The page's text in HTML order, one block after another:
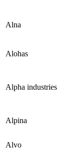
Alna
Alohas
Alpha industries
Alpina
Alvo